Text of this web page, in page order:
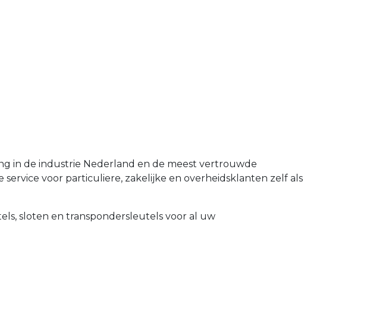
in de industrie Nederland en de meest vertrouwde
voor particuliere, zakelijke en overheidsklanten zelf als
sloten en transpondersleutels voor al uw